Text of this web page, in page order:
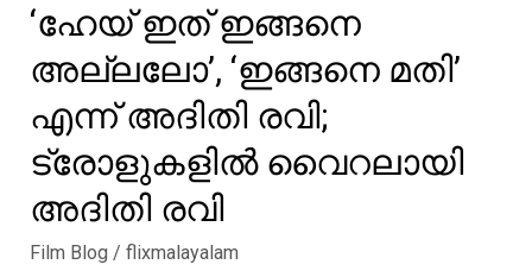
‘ഹേയ് ഇത് ഇങ്ങനെ
അല്ലലോ’, ‘ഇങ്ങനെ മതി’
എന്ന് അദിതി രവി;
ട്രോളുകളിൽ വൈറലായി
അദിതി രവി
Film Blog / flixmalayalam